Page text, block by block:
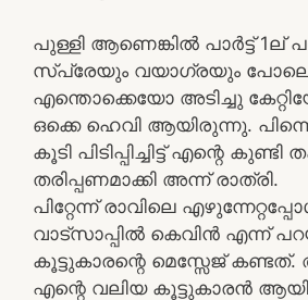
പുള്ളി ആണെങ്കിൽ പാർട്ട്‌ 1ല്
സ്പ്രേയും വയാഗ്രയും
എന്തൊക്കെയോ അടിച്ചു
ഒക്കെ ഹെവി ആയിരുന്നു. പിന്നെ
കൂടി പിടിപ്പിച്ചിട്ട് എന്റെ
തരിപ്പണമാക്കി അന്ന് രാത്രി.
പിറ്റേന്ന് രാവിലെ
വാട്സാപ്പിൽ കെവിൻ എന്ന്
കൂട്ടുകാരന്റെ മെസ്സേജ്
എന്റെ വലിയ കൂട്ടുകാരൻ